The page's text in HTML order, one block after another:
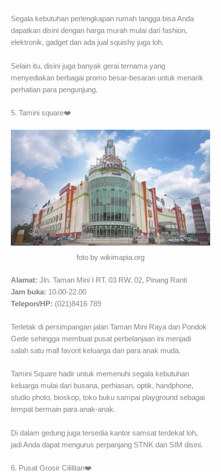
Segala kebutuhan perlengkapan rumah tangga bisa Anda
dapatkan disini dengan harga murah mulai dari fashion,
elektronik, gadget dan ada jual squishy juga loh.
Selain itu, disini juga banyak gerai ternama yang
menyediakan berbagai promo besar-besaran untuk menarik
perhatian para pengunjung.
5. Tamini square❤️
foto by wikimapia.org
Alamat: Jln. Taman Mini I RT. 03 RW. 02, Pinang Ranti
Jam buka: 10.00-22.00
Telepon/HP: (021)8416 789
Terletak di persimpangan jalan Taman Mini Raya dan Pondok
Gede sehingga membuat pusat perbelanjaan ini menjadi
salah satu mall favorit keluarga dan para anak muda.
Tamini Square hadir untuk memenuhi segala kebutuhan
keluarga mulai dari busana, perhiasan, optik, handphone,
studio photo, bioskop, toko buku sampai playground sebagai
tempat bermain para anak-anak.
Di dalam gedung juga tersedia kantor samsat terdekat loh,
jadi Anda dapat mengurus perpanjang STNK dan SIM disini.
6. Pusat Grosir Cililitan❤️